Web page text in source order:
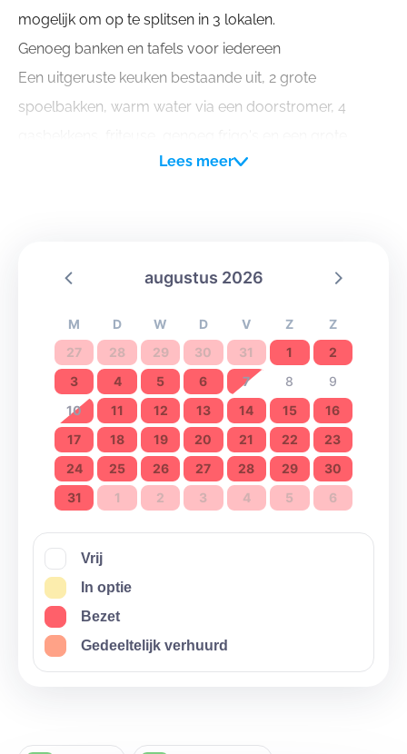
mogelijk om op te splitsen in 3 lokalen.
Genoeg banken en tafels voor iedereen
Een uitgeruste keuken bestaande uit, 2 grote
spoelbakken, warm water via een doorstromer, 4
bakdiepvries. Borden en bestek zijn ook aanwezig
toilet/douche
Buiten hebben we, een verharde grote binnenkoer, zeer
groot speelterrein met kampvuurkring en speelbos(je).
Het hele terrein is omheind en wordt afgesloten met
een schuifpoort.
In de omgeving hebben we genoeg bakkers/winkels
ter beschikking!!
Lees meer
augustus 2026
M D W D V Z
Z
27
28 29 30 31 1
2
3
4 5 6 7 8
9
10
11 12 13 14 15
16
17
18 19 20 21 22
23
24
25 26 27 28 29
30
31
1 2 3 4 5 6
Vrij
In optie
Bezet
Gedeeltelijk verhuurd